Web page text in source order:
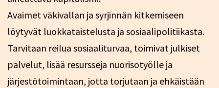
Avaimet väkivallan ja syrjinnän kitkemiseen
löytyvät luokkataistelusta ja sosiaalipolitiikasta.
Tarvitaan reilua sosiaaliturvaa, toimivat julkiset
palvelut, lisää resursseja nuorisotyölle ja
järjestötoimintaan, jotta torjutaan ja ehkäistään